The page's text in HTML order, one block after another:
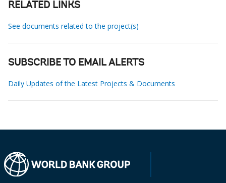
RELATED LINKS
See documents related to the project(s)
SUBSCRIBE TO EMAIL ALERTS
Daily Updates of the Latest Projects & Documents